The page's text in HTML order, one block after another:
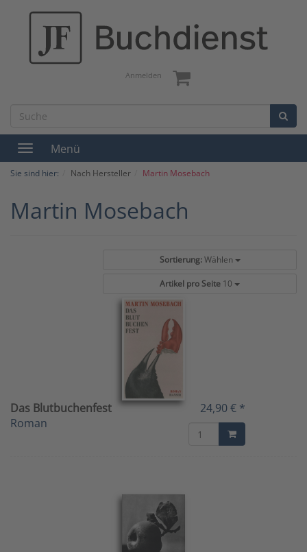
Anmelden
Toggle
navigation
Menü
Sie sind hier: Nach Hersteller Martin Mosebach
Martin Mosebach
Sortierung: Wählen
Artikel pro Seite 10
Das Blutbuchenfest
Roman
24,90 € *